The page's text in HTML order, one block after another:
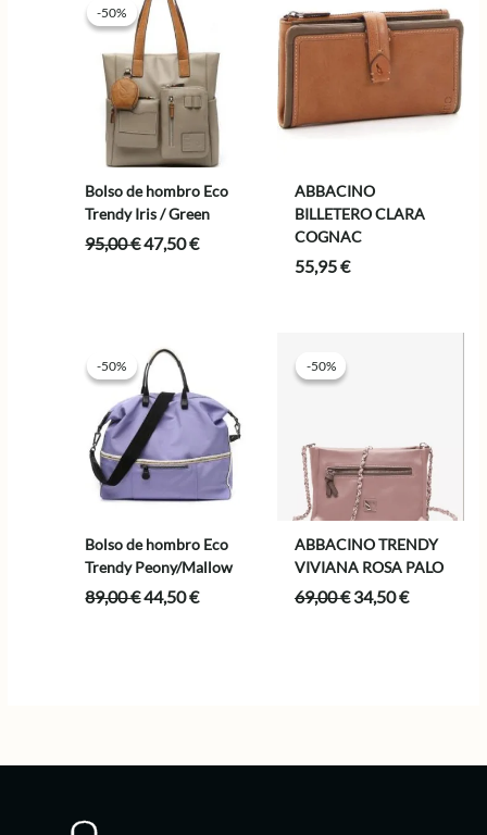
-50%
-50%
Bolso de hombro Eco
Trendy Iris / Green
95,00€El
47,50€El
ABBACINO
BILLETERO CLARA
COGNAC
55,95€
-50%
-50%
Bolso de hombro Eco
Trendy Peony/Mallow
89,00€El
44,50€El
-50%
-50%
ABBACINO TRENDY
VIVIANA ROSA PALO
69,00€ El
34,50€El